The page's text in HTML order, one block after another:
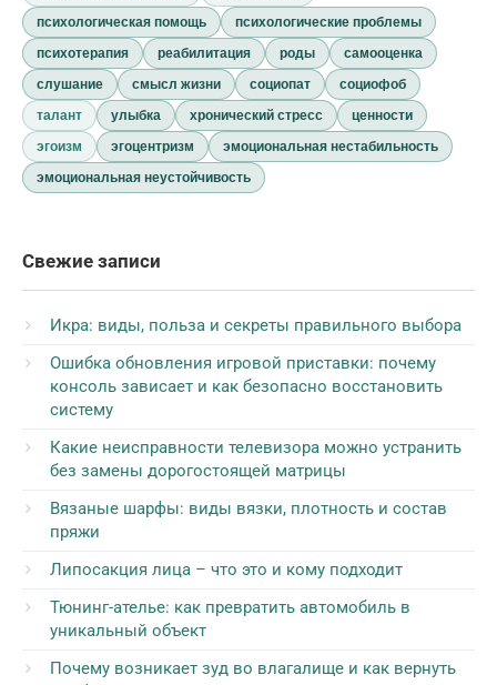
психологическая помощь
психологические проблемы
психотерапия
реабилитация роды
самооценка
слушание
смысл жизни социопат
социофоб
талант
улыбка хронический стресс
ценности
эгоизм
эгоцентризм
эмоциональная нестабильность
эмоциональная неустойчивость
Свежие записи
Икра: виды, польза и секреты правильного выбора
Ошибка обновления игровой приставки: почему
консоль зависает и как безопасно восстановить
систему
Какие неисправности телевизора можно устранить
без замены дорогостоящей матрицы
Вязаные шарфы: виды вязки, плотность и состав
пряжи
Липосакция лица – что это и кому подходит
Тюнинг-ателье: как превратить автомобиль в
уникальный объект
Почему возникает зуд во влагалище и как вернуть